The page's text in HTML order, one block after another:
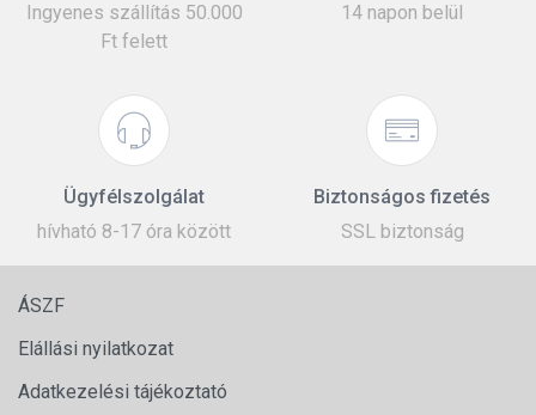
Ingyenes szállítás 50.000
Ft felett
14 napon belül
Ügyfélszolgálat
hívható 8-17 óra között
Biztonságos fizetés
SSL biztonság
ÁSZF
Elállási nyilatkozat
Adatkezelési tájékoztató